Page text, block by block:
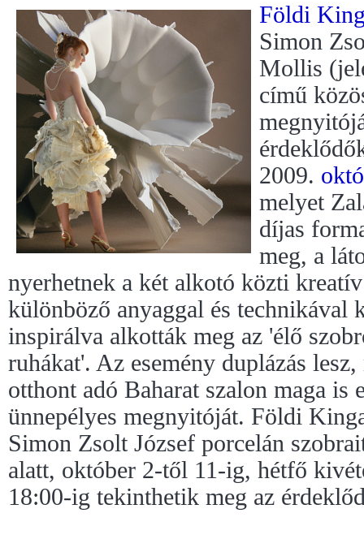
Földi
Simon
Mollis
című
2009.
melyet
díjas
meg, a
nyerhetnek a két alkotó közti
különböző anyaggal és technikával
inspirálva alkották meg az 'élő
ruhákat'. Az esemény duplázás
otthont adó Baharat szalon maga is
ünnepélyes megnyitóját. Földi
Simon Zsolt József porcelán
alatt, október 2-től 11-ig, hétfő
18:00-ig tekinthetik meg az